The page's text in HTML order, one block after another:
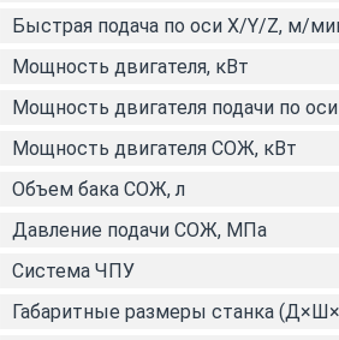
Быстрая подача по оси X/Y/Z, м/
Мощность двигателя, кВт
Мощность двигателя подачи по
Мощность двигателя СОЖ, кВт
Объем бака СОЖ, л
Давление подачи СОЖ, МПа
Система ЧПУ
Габаритные размеры станка